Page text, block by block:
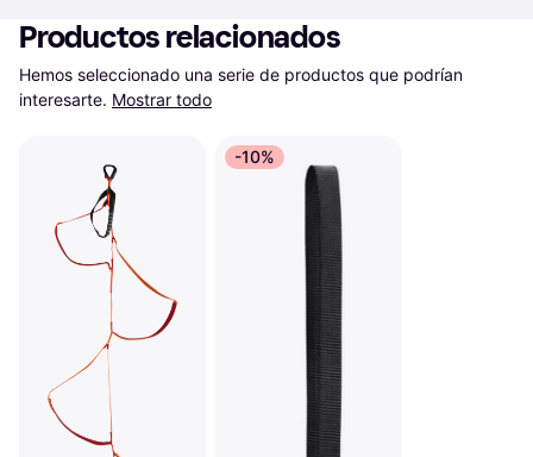
Productos relacionados
Hemos seleccionado una serie de productos que podrían
interesarte. Mostrar todo
-10%